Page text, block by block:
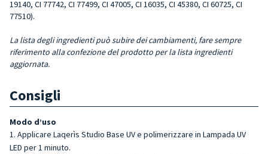
19140, CI 77742, CI 77499, CI 47005, CI 16035, CI 45380, CI 60725, CI
77510).
La lista degli ingredienti può subire dei cambiamenti, fare sempre
riferimento alla confezione del prodotto per la lista ingredienti
aggiornata.
Consigli
Modo d’uso
Applicare Laqerìs Studio Base UV e polimerizzare in Lampada UV
LED per 1 minuto.